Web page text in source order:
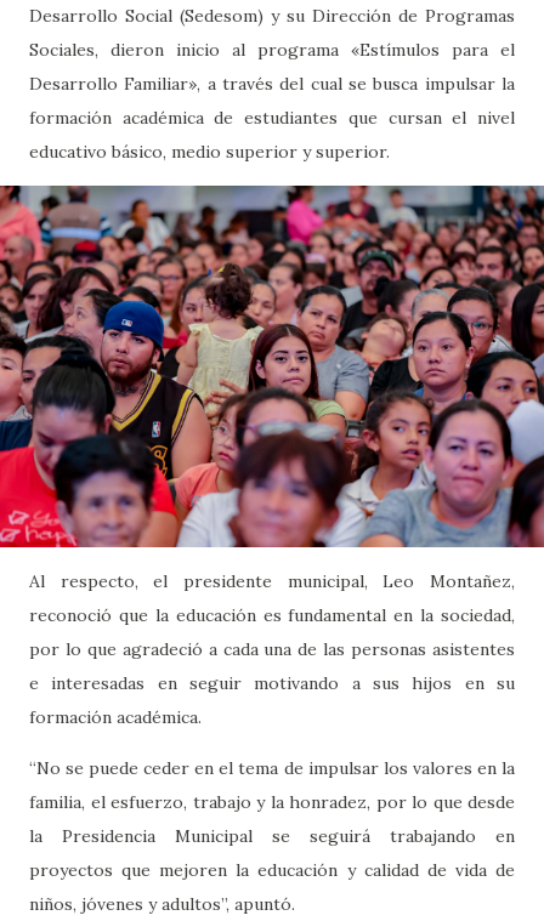
Desarrollo Social (Sedesom) y su Dirección de Programas
Sociales, dieron inicio al programa «Estímulos para el
Desarrollo Familiar», a través del cual se busca impulsar la
formación académica de estudiantes que cursan el nivel
educativo básico, medio superior y superior.
Al respecto, el presidente municipal, Leo Montañez,
reconoció que la educación es fundamental en la sociedad,
por lo que agradeció a cada una de las personas asistentes
e interesadas en seguir motivando a sus hijos en su
formación académica.
“No se puede ceder en el tema de impulsar los valores en la
familia, el esfuerzo, trabajo y la honradez, por lo que desde
la Presidencia Municipal se seguirá trabajando en
proyectos que mejoren la educación y calidad de vida de
niños, jóvenes y adultos”, apuntó.